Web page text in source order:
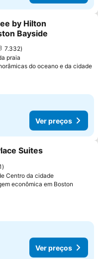
aos favoritos
by Hilton
Bayside
7.332
praia
do oceano e da cidade
Ver preços
aos favoritos
Suites
Centro da cidade
econômica em Boston
Ver preços